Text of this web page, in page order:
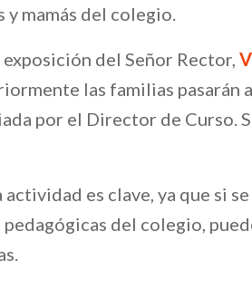
y mamás del colegio.
del Señor Rector,
las familias pasarán
por el Director de Curso.
es clave, ya que si se
del colegio,